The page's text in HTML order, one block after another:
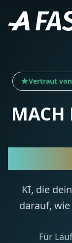
Vertraut
MACH
KI, die
darauf,
Für